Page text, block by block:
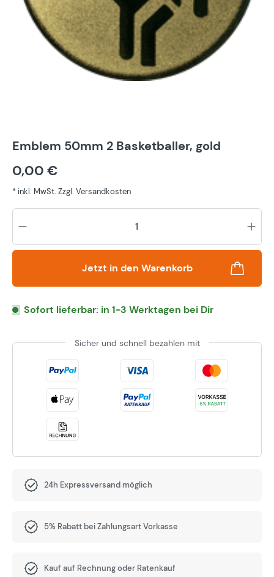
Emblem 50mm 2 Basketballer, gold
0,00 €
* inkl. MwSt. Zzgl. Versandkosten
Jetzt in den Warenkorb
Sofort lieferbar: in 1-3 Werktagen bei Dir
Sicher und schnell bezahlen mit
24h Expressversand möglich
5% Rabatt bei Zahlungsart Vorkasse
Kauf auf Rechnung oder Ratenkauf